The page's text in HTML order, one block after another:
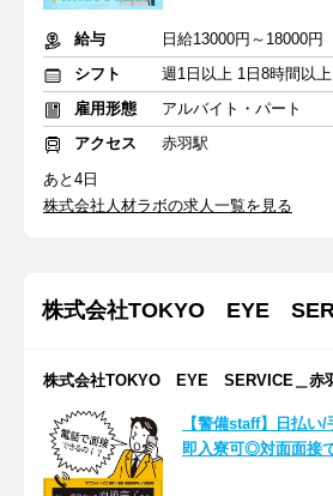
給与
日給13000円～18000円
シフト
週1日以上 1日8時間以上
雇用形態
アルバイト・パート
アクセス
赤羽駅
あと4日
株式会社人材ラボの求人一覧を見る
株式会社TOKYO EYE
株式会社TOKYO EYE SERVICE＿赤
【警備staff】日払い
即入寮可◎対面面接